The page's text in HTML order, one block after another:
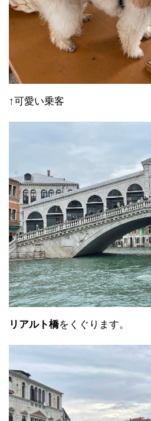
↑可愛い乗客
リアルト橋をくぐります。